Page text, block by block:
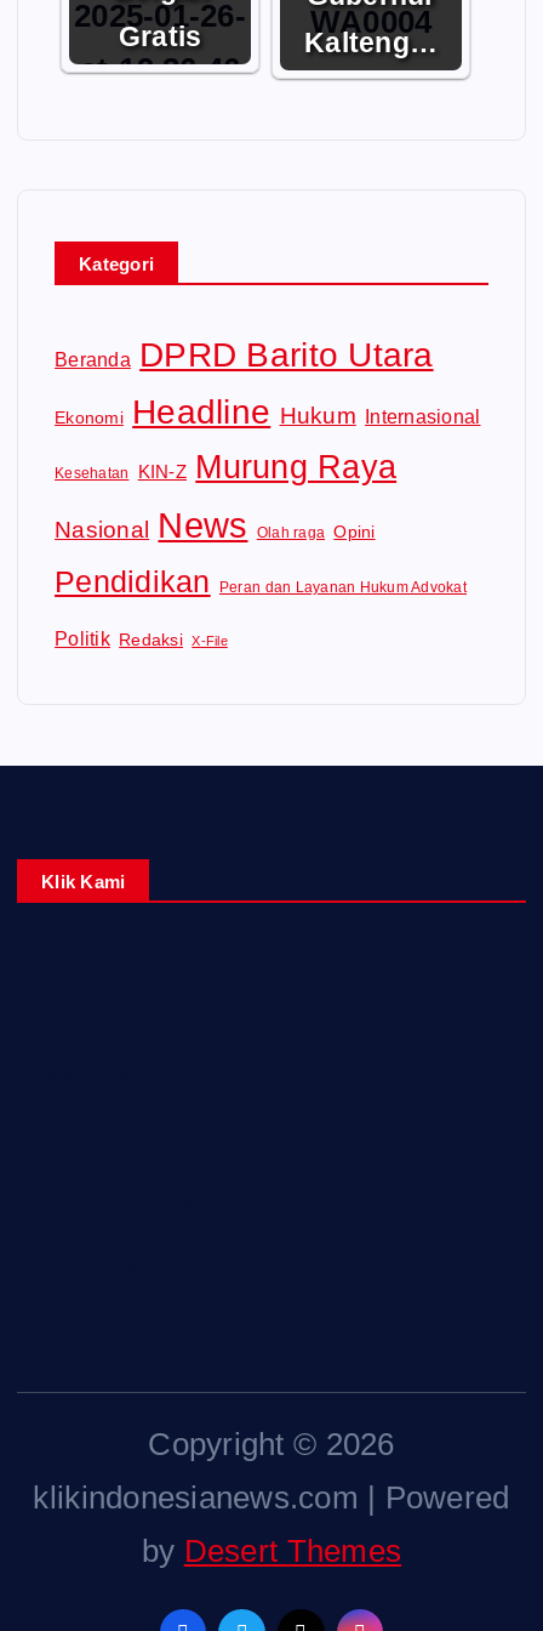
Gratis
Kalteng…
Kategori
Beranda DPRD Barito Utara
Ekonomi Headline Hukum Internasional
Kesehatan KIN-Z Murung Raya
Nasional News Olah raga Opini
Pendidikan Peran dan Layanan Hukum Advokat
Politik Redaksi X-File
Klik Kami
Copyright © 2026
klikindonesianews.com | Powered
by Desert Themes